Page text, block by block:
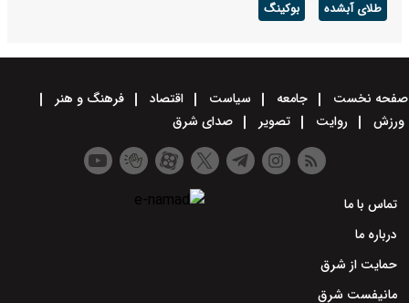
طلای آبشده بوکینگ
صفحه نخست جامعه سیاست اقتصاد
فرهنگ و هنر
ورزش
روایت تصویر صدای شرق
تماس با ما
درباره ما
حمایت از شرق
مانیفست شرق